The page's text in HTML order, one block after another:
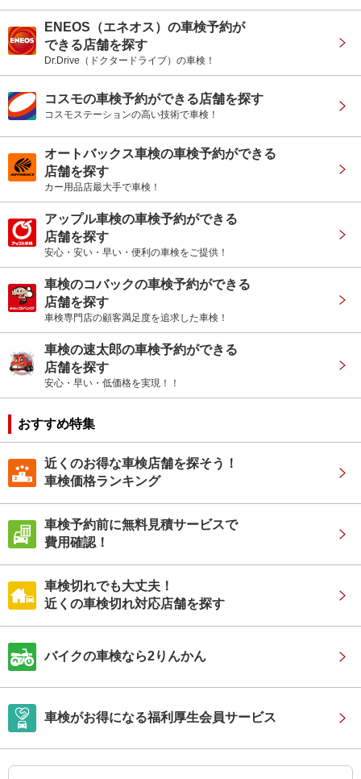
ENEOS（エネオス）の車検予約が
できる店舗を探す
Dr.Drive（ドクタードライブ）の車検！
コスモの車検予約ができる店舗を探す
コスモステーションの高い技術で車検！
オートバックス車検の車検予約ができる
店舗を探す
カー用品店最大手で車検！
アップル車検の車検予約ができる
店舗を探す
安心・安い・早い・便利の車検をご提供！
車検のコバックの車検予約ができる
店舗を探す
車検専門店の顧客満足度を追求した車検！
車検の速太郎の車検予約ができる
店舗を探す
安心・早い・低価格を実現！！
おすすめ特集
近くのお得な車検店舗を探そう！
車検価格ランキング
車検予約前に無料見積サービスで
費用確認！
車検切れでも大丈夫！
近くの車検切れ対応店舗を探す
バイクの車検なら2りんかん
車検がお得になる福利厚生会員サービス